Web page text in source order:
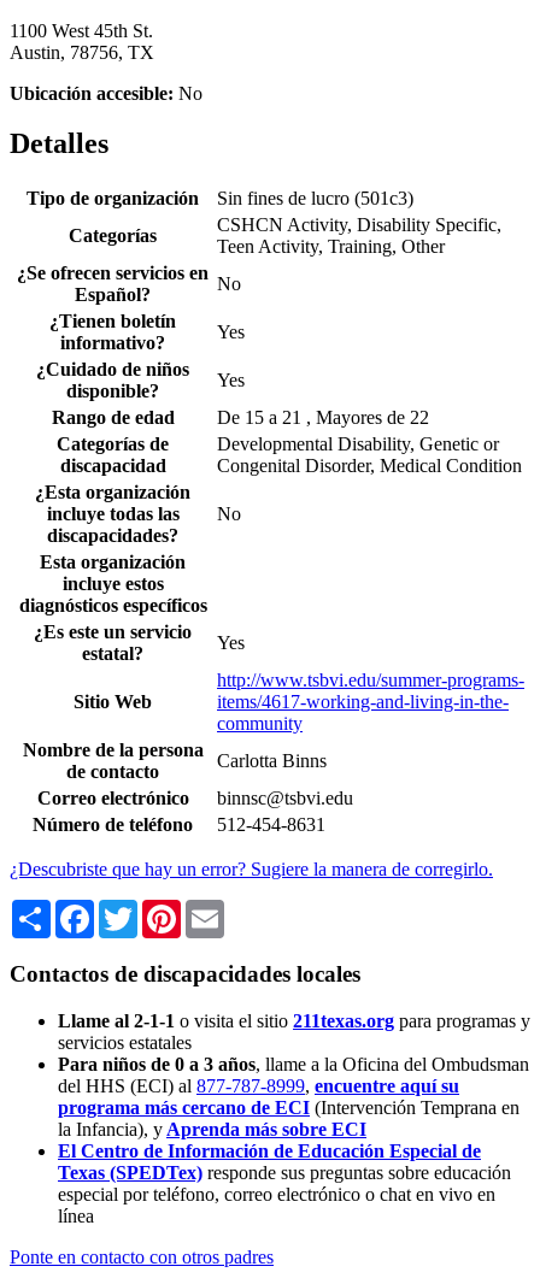
1100 West 45th St.
Austin, 78756, TX
Ubicación accesible: No
Detalles
Tipo de organización
Sin fines de lucro (501c3)
Categorías
CSHCN Activity, Disability Specific,
Teen Activity, Training, Other
¿Se ofrecen servicios en
Español?
No
¿Tienen boletín
informativo?
Yes
¿Cuidado de niños
disponible?
Yes
Rango de edad
De 15 a 21 , Mayores de 22
Categorías de
discapacidad
Developmental Disability, Genetic or
Congenital Disorder, Medical Condition
¿Esta organización
incluye todas las
discapacidades?
No
Esta organización
incluye estos
diagnósticos específicos
¿Es este un servicio
estatal?
Yes
Sitio Web
http://www.tsbvi.edu/summer-programs-
items/4617-working-and-living-in-the-
community
Nombre de la persona
de contacto
Carlotta Binns
Correo electrónico
binnsc@tsbvi.edu
Número de teléfono
512-454-8631
¿Descubriste que hay un error? Sugiere la manera de corregirlo.
Share Facebook
TwitterPinterest
Contactos de discapacidades locales
Llame al 2-1-1 o visita el sitio 211texas.org para programas y
servicios estatales
Para niños de 0 a 3 años, llame a la Oficina del Ombudsman
del HHS (ECI) al 877-787-8999, encuentre aquí su
programa más cercano de ECI (Intervención Temprana en
la Infancia), y Aprenda más sobre ECI
El Centro de Información de Educación Especial de
Texas (SPEDTex) responde sus preguntas sobre educación
especial por teléfono, correo electrónico o chat en vivo en
línea
Ponte en contacto con otros padres